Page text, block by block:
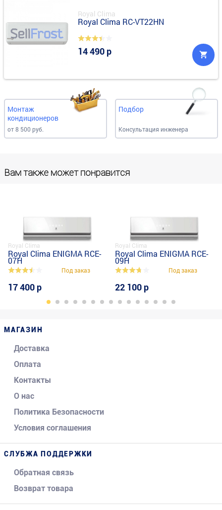
Royal Clima
Royal Clima RC-VT22HN
14 490 р
Монтаж
кондиционеров
от 8 500 руб.
Подбор
Консультация инженера
Вам также может понравится
Royal Clima
Royal Clima ENIGMA RCE-
07H
Под заказ
17 400 р
Royal Clima
Royal Clima ENIGMA RCE-
09H
Под заказ
22 100 р
МАГАЗИН
Доставка
Оплата
Контакты
О нас
Политика Безопасности
Условия соглашения
СЛУБЖА ПОДДЕРЖКИ
Обратная связь
Возврат товара